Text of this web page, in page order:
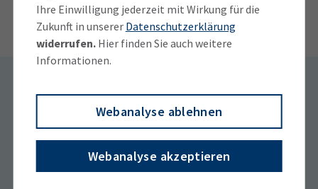
Ihre Einwilligung jederzeit mit Wirkung für die
Zukunft in unserer Datenschutzerklärung
widerrufen.Hier finden Sie auch weitere
Informationen.
Webanalyse ablehnen
Webanalyse akzeptieren
§§ 34f/34h GewO:
Finanzanlagenvermittler und
Honorar-Finanzanlagenberater